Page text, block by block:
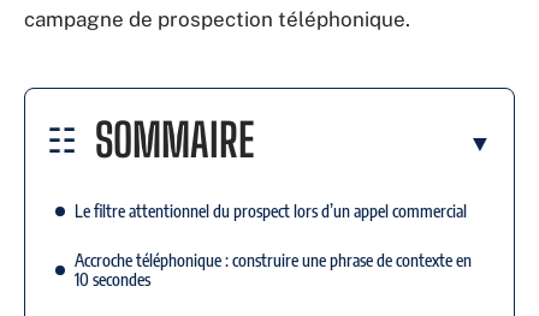
campagne de prospection téléphonique.
SOMMAIRE
Le filtre attentionnel du prospect lors d’un appel commercial
Accroche téléphonique : construire une phrase de contexte en
10 secondes